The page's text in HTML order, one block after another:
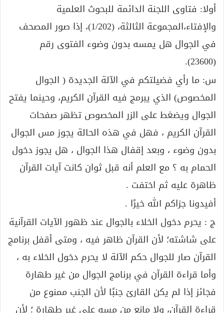
أولا: فتاوى اللجنة الدائمة للبحوث العلمية
والإفتاء،المجموعة الثالثة، (1/202)، إذا صور المصحف
في الجوال هل يمسه بدون وضوء الفتوى رقم
(23600).
س: ما رأي فضيلتكم في الآلة الجديدة ( الجوال
المخصوص) الذي يبرمج فيه القرآن الكريم، وحينما يفتح
الجوال ويضغط على الزر المخصوص تظهر صفحات
القرآن الكريم ، فهل في هذه الحالة يجوز مس الجوال
بدون وضوء ، وبعد إقفال هذا الجوال ، هل يجوز دخول
الحمام به ؟ مع العلم أنه قبل ثوان كانت آيات القرآن
ظاهرة عليه ثم اختفت .
أفيدونا جزاكم الله خيرًا .
ج : يحرم دخول الخلاء بالجوال عند ظهور الآيات القرآنية
على شاشته؛ لأن القرآن ظاهر فيه ، ومتى أقفل برنامج
القرآن صار للجوال حكم الآلة لا يحرم دخول الخلاء به ،
وأما قراءة القرآن في برنامج الجوال من غير طهارة
فجائز إذا لم يكن القارئ جنبًا لأن الجنب ممنوع من